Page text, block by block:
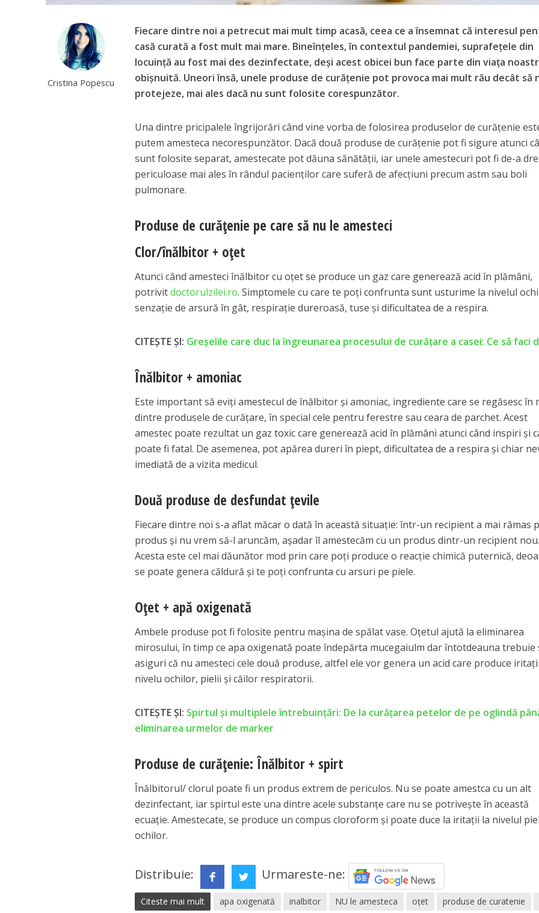
Cristina Popescu
Fiecare dintre noi a petrecut mai mult timp acasă, ceea ce a însemnat că interesul
casă curată a fost mult mai mare. Bineînțeles, în contextul pandemiei, suprafețele din
locuință au fost mai des dezinfectate, deși acest obicei bun face parte din viața
obișnuită. Uneori însă, unele produse de curățenie pot provoca mai mult rău decât să
protejeze, mai ales dacă nu sunt folosite corespunzător.
Una dintre pricipalele îngrijorări când vine vorba de folosirea produselor de curățenie
putem amesteca necorespunzător. Dacă două produse de curățenie pot fi sigure atunci
sunt folosite separat, amestecate pot dăuna sănătății, iar unele amestecuri pot fi de-a
periculoase mai ales în rândul pacienților care suferă de afecțiuni precum astm sau boli
pulmonare.
Produse de curățenie pe care să nu le amesteci
Clor/înălbitor + oțet
Atunci când amesteci înălbitor cu oțet se produce un gaz care generează acid în plămâni,
potrivitdoctorulzilei.ro. Simptomele cu care te poți confrunta sunt usturime la nivelul
senzație de arsură în gât, respirație dureroasă, tuse și dificultatea de a respira.
CITEȘTE ȘI: Greșelile care duc la îngreunarea procesului de curățare a casei: Ce să faci
Înălbitor + amoniac
Este important să eviți amestecul de înălbitor și amoniac, ingrediente care se regăsesc în
dintre produsele de curățare, în special cele pentru ferestre sau ceara de parchet. Acest
amestec poate rezultat un gaz toxic care generează acid în plămâni atunci când inspiri și
poate fi fatal. De asemenea, pot apărea dureri în piept, dificultatea de a respira și chiar
imediată de a vizita medicul.
Două produse de desfundat țevile
Fiecare dintre noi s-a aflat măcar o dată în această situație: într-un recipient a mai rămas
produs și nu vrem să-l aruncăm, așadar îl amestecăm cu un produs dintr-un recipient nou.
Acesta este cel mai dăunător mod prin care poți produce o reacție chimică puternică,
se poate genera căldură și te poți confrunta cu arsuri pe piele.
Oțet + apă oxigenată
Ambele produse pot fi folosite pentru mașina de spălat vase. Oțetul ajută la eliminarea
mirosului, în timp ce apa oxigenată poate îndepărta mucegaiulm dar întotdeauna trebuie
asiguri că nu amesteci cele două produse, altfel ele vor genera un acid care produce
nivelu ochilor, pielii și căilor respiratorii.
CITEȘTE ȘI: Spirtul și multiplele întrebuințări: De la curățarea petelor de pe oglindă
eliminarea urmelor de marker
Produse de curățenie: Înălbitor + spirt
Înălbitorul/ clorul poate fi un produs extrem de periculos. Nu se poate amestca cu un alt
dezinfectant, iar spirtul este una dintre acele substanțe care nu se potrivește în această
ecuație. Amestecate, se produce un compus cloroform și poate duce la iritații la nivelul
ochilor.
Distribuie: Urmareste-ne:
Citeste mai mult apa oxigenată inalbitor NU le amesteca oţet produse de curatenie